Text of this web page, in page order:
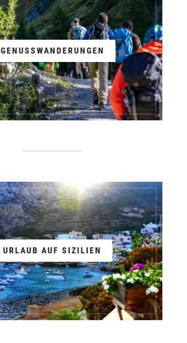
GENUSSWANDERUNGEN
URLAUB AUF SIZILIEN